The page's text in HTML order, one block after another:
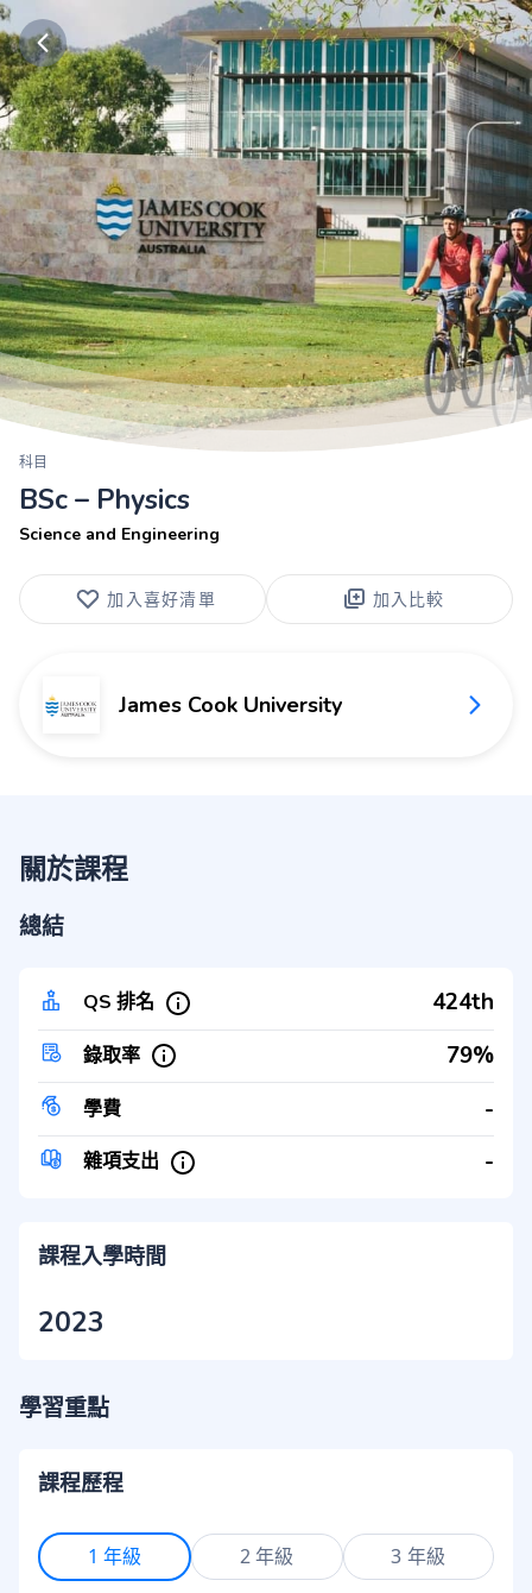
科目
BSc – Physics
Science and Engineering
加入喜好清單 加入比較
James Cook University
關於課程
總結
QS 排名 424th
錄取率 79%
學費 -
雜項支出 -
課程入學時間
2023
學習重點
課程歷程
1 年級 2 年級 3 年級